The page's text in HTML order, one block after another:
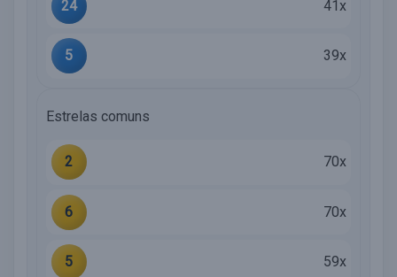
24 41x
5 39x
Estrelas comuns
2 70x
6 70x
5 59x